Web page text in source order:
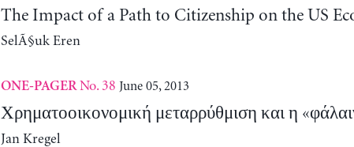
The Impact of a Path to Citizenship on the US
SelÃ§uk Eren
ONE-PAGERNo. 38 June 05, 2013
Χρηματοοικονομική μεταρρύθμιση και η
Jan Kregel